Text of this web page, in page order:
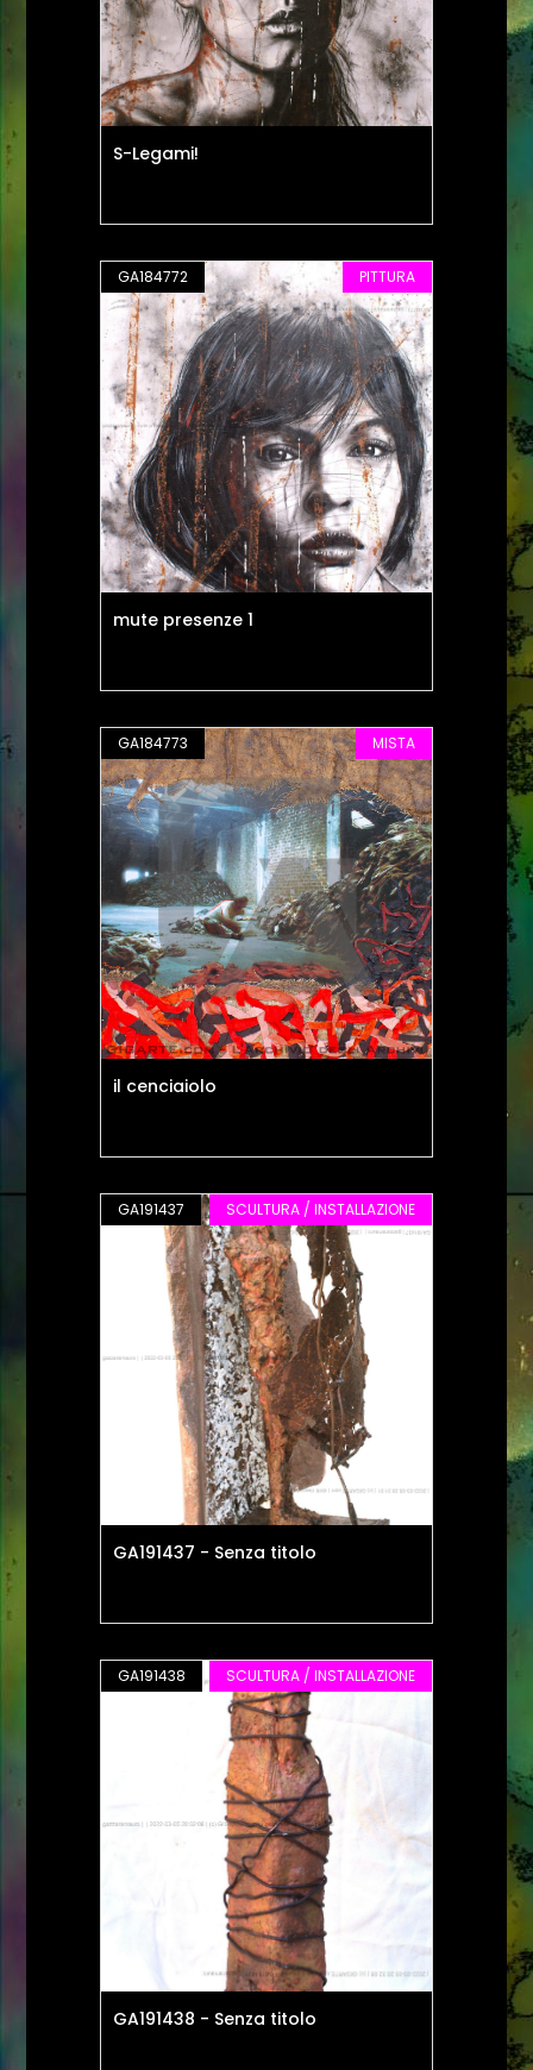
S-Legami!
GA184772 PITTURA
mute presenze 1
GA184773 MISTA
il cenciaiolo
GA191437 SCULTURA / INSTALLAZIONE
GA191437 - Senza titolo
GA191438 SCULTURA / INSTALLAZIONE
GA191438 - Senza titolo